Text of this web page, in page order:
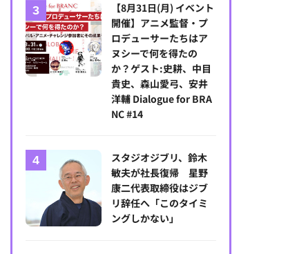
【8月31日(月) イベント
開催】アニメ監督・プ
ロデューサーたちはア
ヌシーで何を得たの
か？ゲスト:史耕、中目
貴史、森山愛弓、安井
洋輔 Dialogue for BRA
NC #14
スタジオジブリ、鈴木
敏夫が社長復帰 星野
康二代表取締役はジブ
リ辞任へ「このタイミ
ングしかない」